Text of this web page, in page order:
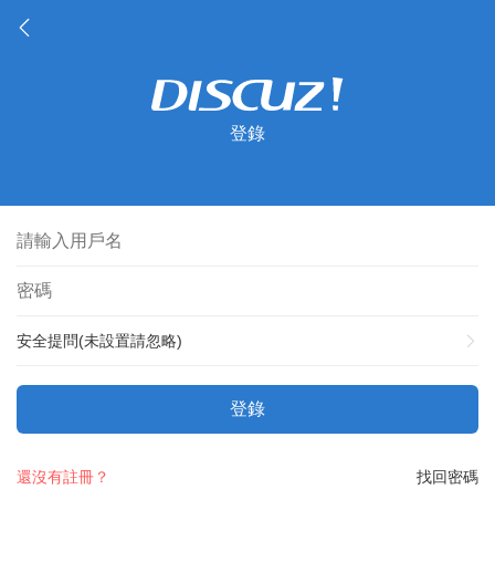
登錄
安全提問(未設置請忽略)
登錄
找回密碼
還沒有註冊？